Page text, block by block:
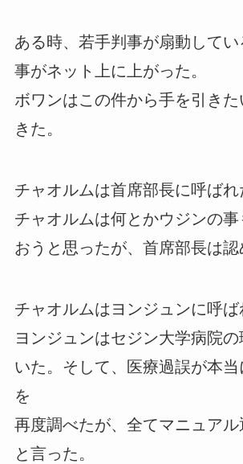
ある時、若手判事が扇動して
事がネット上に上がった。
ボワンはこの件から手を引き
きた。
チャオルムは首席部長に呼ばれ
チャオルムは何とかウジンの事
おうと思ったが、首席部長は認
チャオルムはヨンジュンに呼ば
ヨンジュンはセジン大学病院
いた。そして、医療過誤が本
を
再度調べたが、全てマニュアル
と言った。